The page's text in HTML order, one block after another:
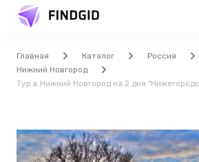
Главная Каталог
Россия
Нижний Новгород
Тур в Нижний Новгород на 2 дня